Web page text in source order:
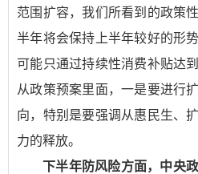
范围扩容，我们所看到的政策
半年将会保持上半年较好的形
可能只通过持续性消费补贴达
从政策预案里面，一是要进行
向，特别是要强调从惠民生、
力的释放。
下半年防风险方面，中央